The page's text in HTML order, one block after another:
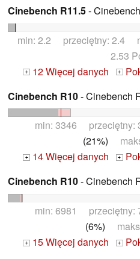
Cinebench R11.5-
min: 2.2 przeciętny: 2.4
2.53
+ 12 Więcej danych +
Cinebench R10- Cinebench
min: 3346
(21%)
+ 14 Więcej danych +
Cinebench R10- Cinebench
min: 6981
(6%)
+ 15 Więcej danych +